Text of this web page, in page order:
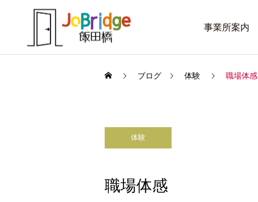
事業所案内
働き続けるための土台
ブログ 体験 職場体感
体験
職場体感